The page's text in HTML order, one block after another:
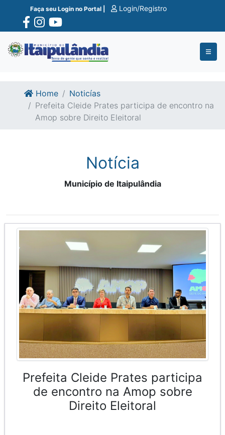
Ir para o conte�do
Ir para o fim do conte�do
Faça seu Login no Portal | Login/Registro
Home
Noticías
Prefeita Cleide Prates participa de encontro na
Amop sobre Direito Eleitoral
Notícia
Município de Itaipulândia
Prefeita Cleide Prates participa
de encontro na Amop sobre
Direito Eleitoral